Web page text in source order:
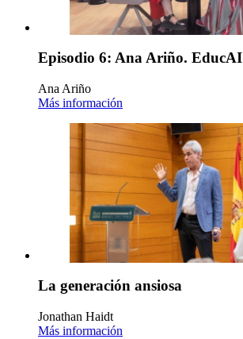
Episodio 6: Ana Ariño. EducAI
Ana Ariño
Más información
La generación ansiosa
Jonathan Haidt
Más información